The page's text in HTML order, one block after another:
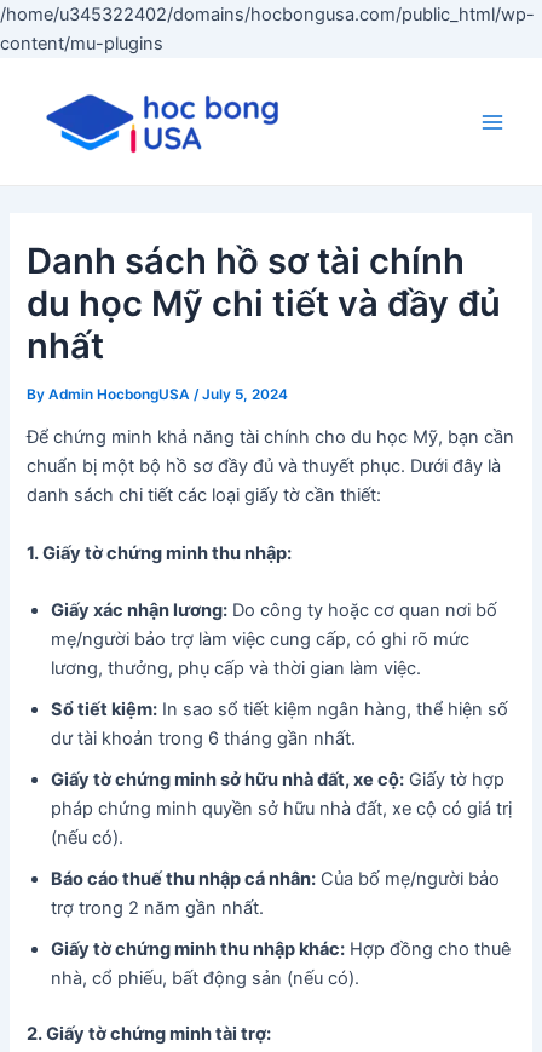
/home/u345322402/domains/hocbongusa.com/public_html/wp-
content/mu-plugins
content
Danh sách hồ sơ tài chính
du học Mỹ chi tiết và đầy đủ
nhất
ByAdmin HocbongUSA/July 5, 2024
Để chứng minh khả năng tài chính cho du học Mỹ, bạn cần
chuẩn bị một bộ hồ sơ đầy đủ và thuyết phục. Dưới đây là
danh sách chi tiết các loại giấy tờ cần thiết:
1. Giấy tờ chứng minh thu nhập:
Giấy xác nhận lương: Do công ty hoặc cơ quan nơi bố
mẹ/người bảo trợ làm việc cung cấp, có ghi rõ mức
lương, thưởng, phụ cấp và thời gian làm việc.
Sổ tiết kiệm: In sao sổ tiết kiệm ngân hàng, thể hiện số
dư tài khoản trong 6 tháng gần nhất.
Giấy tờ chứng minh sở hữu nhà đất, xe cộ: Giấy tờ hợp
pháp chứng minh quyền sở hữu nhà đất, xe cộ có giá trị
(nếu có).
Báo cáo thuế thu nhập cá nhân: Của bố mẹ/người bảo
trợ trong 2 năm gần nhất.
Giấy tờ chứng minh thu nhập khác: Hợp đồng cho thuê
nhà, cổ phiếu, bất động sản (nếu có).
2. Giấy tờ chứng minh tài trợ: